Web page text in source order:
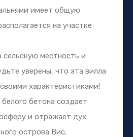
имеет общую
на участке
местность и
уверены, что эта вилла
характеристиками!
бетона создает
и отражает дух
острова Вис.